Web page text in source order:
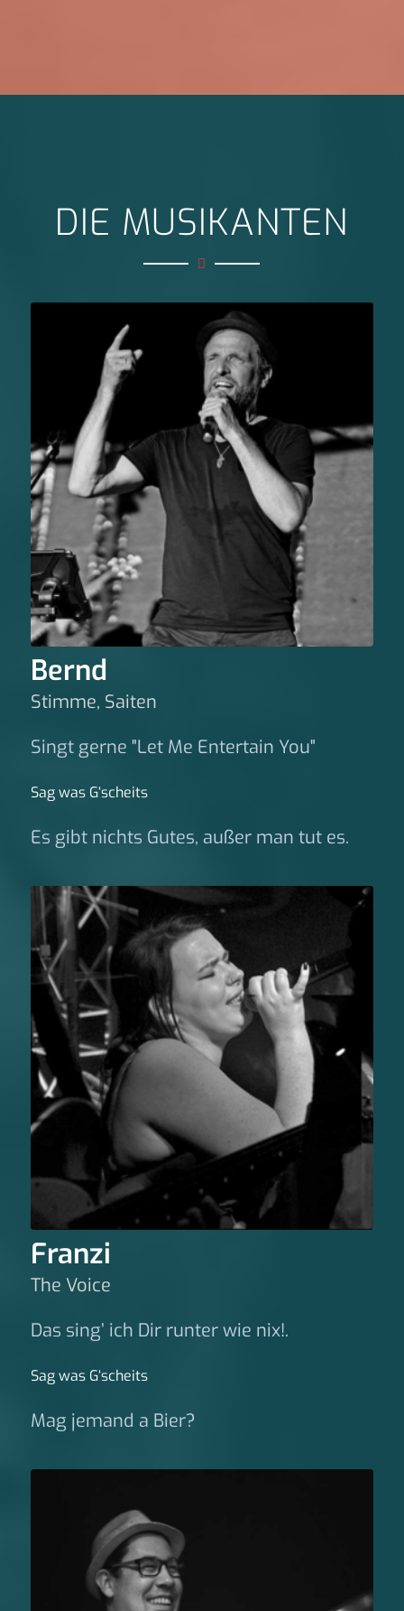
DIE MUSIKANTEN
Bernd
Stimme, Saiten
Singt gerne "Let Me Entertain You"
Sag was G‘scheits
Es gibt nichts Gutes, außer man tut es.
Franzi
The Voice
Das sing’ ich Dir runter wie nix!.
Sag was G‘scheits
Mag jemand a Bier?